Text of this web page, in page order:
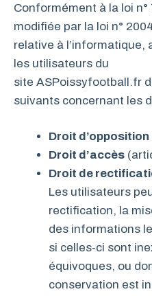
Conformément à la loi
modifiée par la loi n°
relative à l’informatique,
les utilisateurs du
site ASPoissyfootball.fr
suivants concernant les
Droit d’opposition
Droit d’accès
Droit de
Les utilisateurs
rectification, la
des informations
si celles-ci sont
équivoques, ou
conservation est